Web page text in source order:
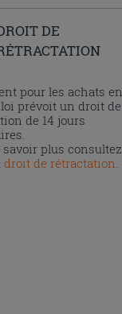
DE
pour les achats en
prévoit un droit de
de 14 jours
savoir plus
droit de rétractation